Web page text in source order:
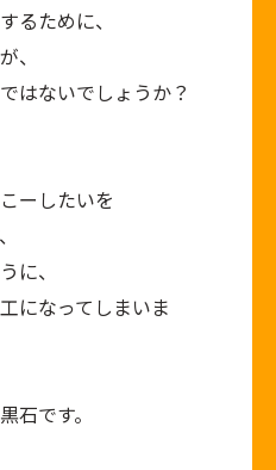
るために、
、
はないでしょうか？
ーしたいを
に、
になってしまいま
石です。